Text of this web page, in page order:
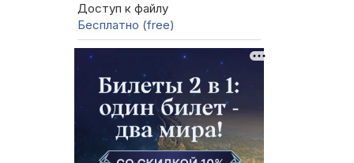
Доступ к файлу
Бесплатно (free)